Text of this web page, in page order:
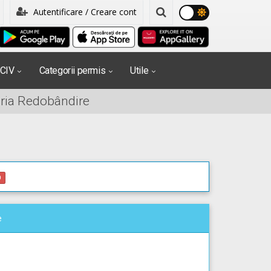
Autentificare / Creare cont
Categorii permis Utile
Redobândire